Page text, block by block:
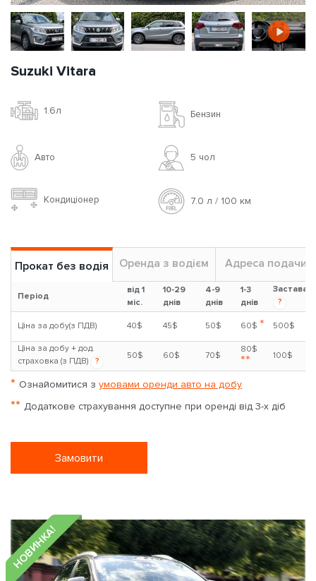
Suzuki Vitara
1.6л Бензин
Авто 5 чoл
Кондиціонер 7.0 л / 100 км
Прокат без водія Оренда з водієм Адреса подачи
Період
від 1
міс.
10-29
днів
4-9
днів
1-3
днів
Застава
?
Ціна за добу(з ПДВ) 40$ 45$ 50$ 60$ * 500$
Ціна за добу + дод.
страховка (з ПДВ)
?
50$ 60$ 70$
80$
** 100$
* Ознайомитися з умовами оренди авто на добу
** Додаткове страхування доступне при оренді від 3-х діб
Замовити
НОВИНКА!